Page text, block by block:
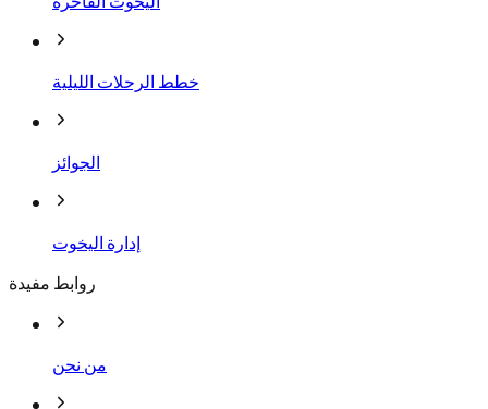
خطط الرحلات الليلية
الجوائز
إدارة اليخوت
روابط مفيدة
من نحن